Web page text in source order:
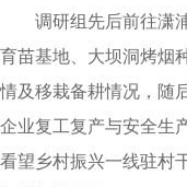
调研组先后前往潇
育苗基地、大坝洞烤烟
情及移栽备耕情况，随
企业复工复产与安全生
看望乡村振兴一线驻村